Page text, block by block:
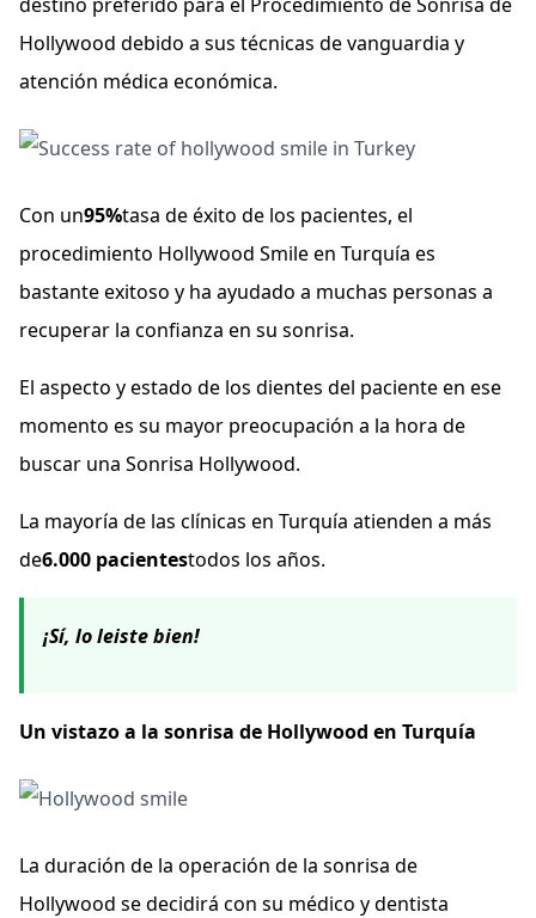
Hollywood debido a sus técnicas de vanguardia y
atención médica económica.
Con un95%tasa de éxito de los pacientes, el
procedimiento Hollywood Smile en Turquía es
bastante exitoso y ha ayudado a muchas personas a
recuperar la confianza en su sonrisa.
El aspecto y estado de los dientes del paciente en ese
momento es su mayor preocupación a la hora de
buscar una Sonrisa Hollywood.
La mayoría de las clínicas en Turquía atienden a más
de6.000 pacientestodos los años.
¡Sí, lo leiste bien!
Un vistazo a la sonrisa de Hollywood en Turquía
La duración de la operación de la sonrisa de
Hollywood se decidirá con su médico y dentista